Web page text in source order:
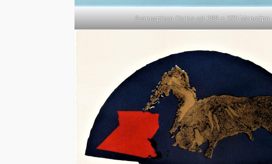
Scannapieco Carlos s/t 088 x 070 Monotipo